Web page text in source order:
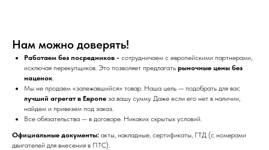
Нам можно доверять!
Работаем без посредников - сотрудничаем с европейскими партнерами,
исключая перекупщиков. Это позволяет предлагать рыночные цены без
наценок.
Мы не продаем «залежавшийся» товар. Наша цель — подобрать для вас
лучший агрегат в Европе за вашу сумму. Даже если его нет в наличии,
найдем и привезем под заказ.
Все обязательства — в договоре. Никаких скрытых условий.
Официальные документы: акты, накладные, сертификаты, ГТД (с номерами
двигателей для внесения в ПТС).